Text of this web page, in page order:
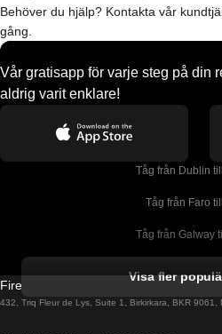
Behöver du hjälp? Kontakta vår
gång.
Vår gratisapp för varje steg på din
aldrig varit enklare!
Tåg från Dublin
Tåg från Faro
Tåg från Galway
Tåg från Porto
Visa fler
Firebird GT Limited (OC 1451)
432, Triq Fleur de Lys, Suite 1, Birkirkara, BKR 9061,